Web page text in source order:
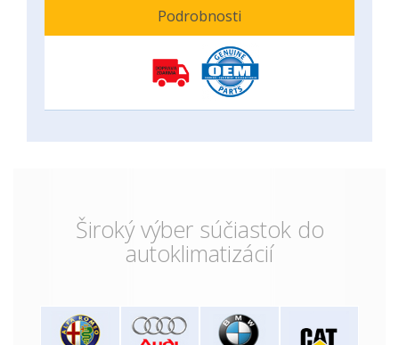
Podrobnosti
Široký výber súčiastok do
autoklimatizácií